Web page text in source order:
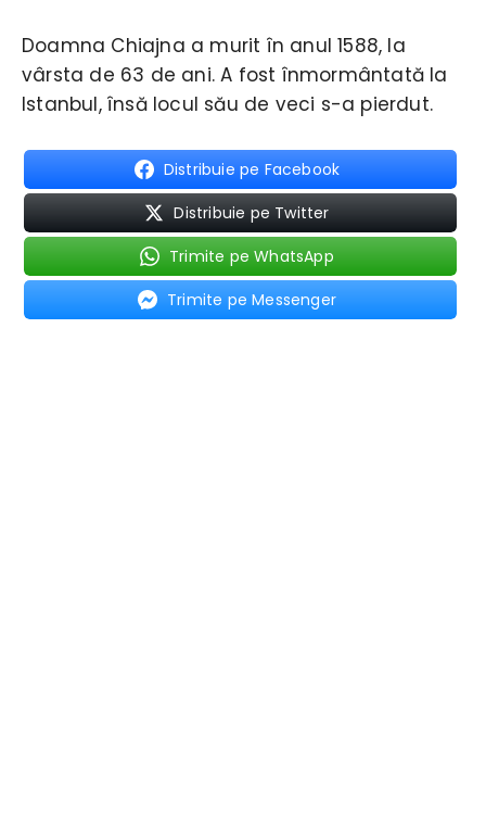
Doamna Chiajna a murit în anul 1588, la
vârsta de 63 de ani. A fost înmormântată la
Istanbul, însă locul său de veci s-a pierdut.
Distribuie pe Facebook
Distribuie pe Twitter
Trimite pe WhatsApp
Trimite pe Messenger